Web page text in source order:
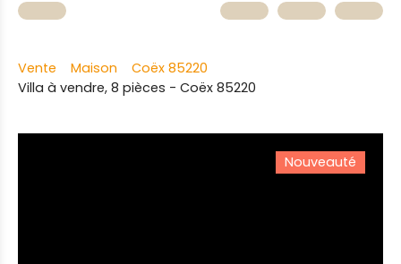
Vente Maison
Coëx 85220
Villa à vendre, 8 pièces - Coëx 85220
Nouveauté